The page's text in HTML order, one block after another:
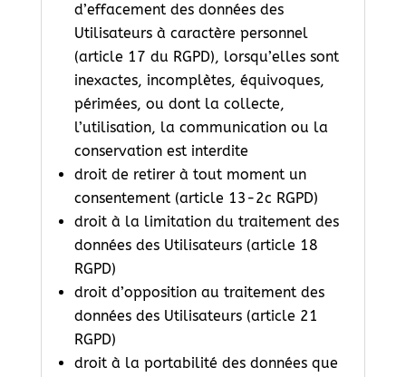
d’effacement des données des
Utilisateurs à caractère personnel
(article 17 du RGPD), lorsqu’elles sont
inexactes, incomplètes, équivoques,
périmées, ou dont la collecte,
l’utilisation, la communication ou la
conservation est interdite
droit de retirer à tout moment un
consentement (article 13-2c RGPD)
droit à la limitation du traitement des
données des Utilisateurs (article 18
RGPD)
droit d’opposition au traitement des
données des Utilisateurs (article 21
RGPD)
droit à la portabilité des données que